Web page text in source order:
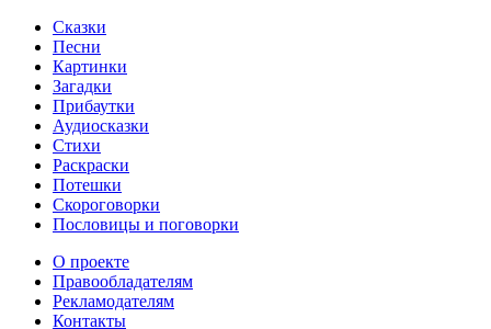
Сказки
Песни
Картинки
Загадки
Прибаутки
Аудиосказки
Стихи
Раскраски
Потешки
Скороговорки
Пословицы и поговорки
О проекте
Правообладателям
Рекламодателям
Контакты